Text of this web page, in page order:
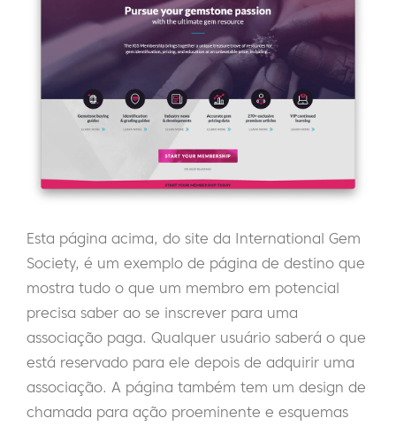
Esta página acima, do site da International Gem
Society, é um exemplo de página de destino que
mostra tudo o que um membro em potencial
precisa saber ao se inscrever para uma
associação paga. Qualquer usuário saberá o que
está reservado para ele depois de adquirir uma
associação. A página também tem um design de
chamada para ação proeminente e esquemas